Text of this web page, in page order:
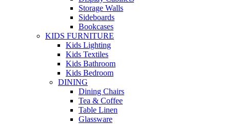
Storage Walls
Sideboards
Bookcases
KIDS FURNITURE
Kids Lighting
Kids Textiles
Kids Bathroom
Kids Bedroom
DINING
Dining Chairs
Tea & Coffee
Table Linen
Glassware